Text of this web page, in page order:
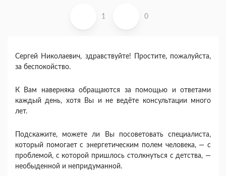
1 0
Сергей Николаевич, здравствуйте! Простите, пожалуйста,
за беспокойство.
К Вам наверняка обращаются за помощью и ответами
каждый день, хотя Вы и не ведёте консультации много
лет.
Подскажите, можете ли Вы посоветовать специалиста,
который помогает с энергетическим полем человека, — с
проблемой, с которой пришлось столкнуться с детства, —
необыденной и непридуманной.